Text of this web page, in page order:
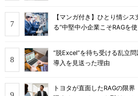
【マンガ付き】ひとり情シ
る”中堅中小企業こそRAGを
“脱Excel”を待ち受ける乱立
導入を見送った理由
トヨタが直面したRAGの限